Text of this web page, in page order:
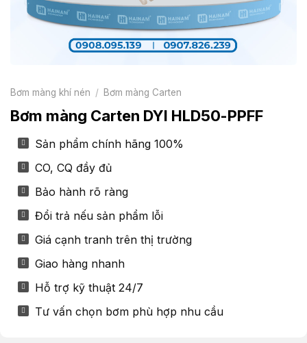
Bơm màng khí nén / Bơm màng Carten
Bơm màng Carten DYI HLD50-PPFF
Sản phẩm chính hãng 100%
CO, CQ đầy đủ
Bảo hành rõ ràng
Đổi trả nếu sản phẩm lỗi
Giá cạnh tranh trên thị trường
Giao hàng nhanh
Hỗ trợ kỹ thuật 24/7
Tư vấn chọn bơm phù hợp nhu cầu